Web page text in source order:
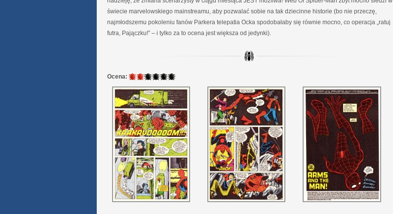
świecie marvelowskiego mainstreamu, aby pozwalać sobie na tak dziecinne historie (bo nie przeczę,
najmłodszemu pokoleniu fanów Parkera telepatia Ocka spodobałaby się równie mocno, co operacja „ratuj
futra, Pajączku!” – i tylko za to ocena jest większa od jedynki).
Ocena: 2
6